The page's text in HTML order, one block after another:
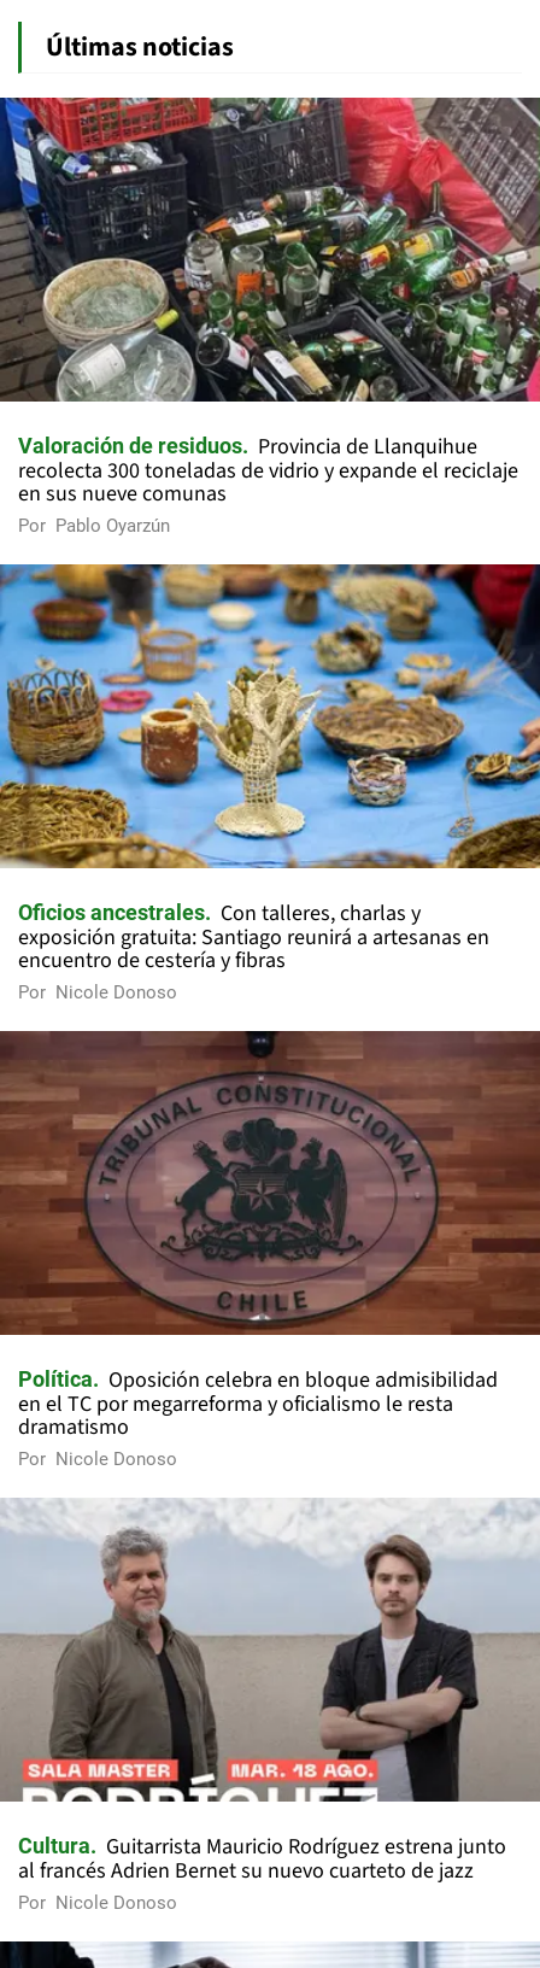
Últimas noticias
Valoración de residuos
Provincia de Llanquihue
recolecta 300 toneladas de vidrio y expande el reciclaje
en sus nueve comunas
Por Pablo Oyarzún
Oficios ancestrales
Con talleres, charlas y
exposición gratuita: Santiago reunirá a artesanas en
encuentro de cestería y fibras
Por Nicole Donoso
Política
Oposición celebra en bloque admisibilidad
en el TC por megarreforma y oficialismo le resta
dramatismo
Por Nicole Donoso
Cultura
Guitarrista Mauricio Rodríguez estrena junto
al francés Adrien Bernet su nuevo cuarteto de jazz
Por Nicole Donoso